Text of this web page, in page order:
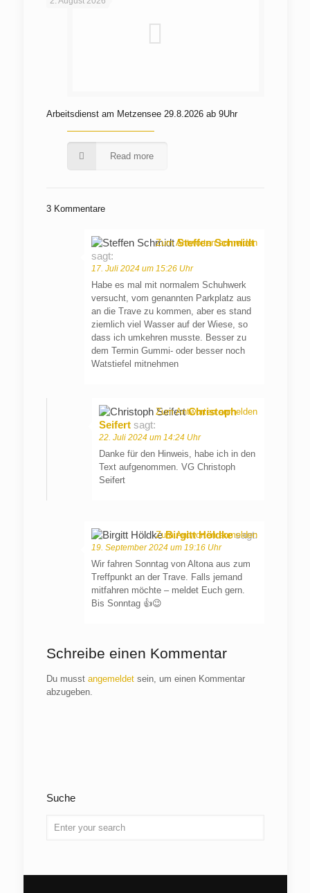
Arbeitsdienst am Metzensee 29.8.2026 ab 9Uhr
Read more
3 Kommentare
Steffen Schmidt
sagt:
17. Juli 2024 um 15:26 Uhr
Habe es mal mit normalem Schuhwerk
versucht, vom genannten Parkplatz aus
an die Trave zu kommen, aber es stand
ziemlich viel Wasser auf der Wiese, so
dass ich umkehren musste. Besser zu
dem Termin Gummi- oder besser noch
Watstiefel mitnehmen
Zum Antworten anmelden
Christoph
Seifert sagt:
22. Juli 2024 um 14:24 Uhr
Danke für den Hinweis, habe ich in den
Text aufgenommen. VG Christoph
Seifert
Zum Antworten anmelden
Birgitt Höldke sagt:
19. September 2024 um 19:16 Uhr
Wir fahren Sonntag von Altona aus zum
Treffpunkt an der Trave. Falls jemand
mitfahren möchte – meldet Euch gern.
Bis Sonntag 👍😉
Zum Antworten anmelden
Schreibe einen Kommentar
Du musst angemeldetsein, um einen Kommentar
abzugeben.
Suche